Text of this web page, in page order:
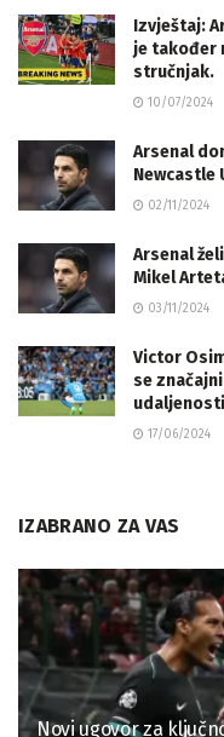
Izvještaj:
je također
stručnjak.
10/07/2024
Arsenal
Newcastle
02/11/2024
Arsenal
Mikel
03/11/2024
Victor
se
udaljenosti
17/06/2024
IZABRANO ZA VAS
Novi ugovor za